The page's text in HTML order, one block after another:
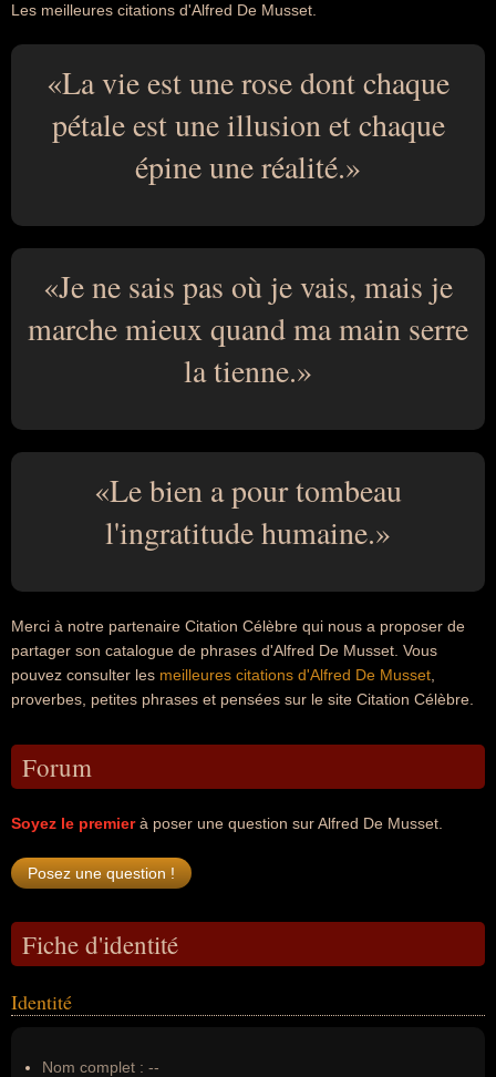
Les meilleures citations d'Alfred De Musset.
La vie est une rose dont chaque
pétale est une illusion et chaque
épine une réalité.
Je ne sais pas où je vais, mais je
marche mieux quand ma main serre
la tienne.
Le bien a pour tombeau
l'ingratitude humaine.
Merci à notre partenaire Citation Célèbre qui nous a proposer de
partager son catalogue de phrases d'Alfred De Musset. Vous
pouvez consulter les meilleures citations d'Alfred De Musset
proverbes, petites phrases et pensées sur le site Citation Célèbre.
Forum
Soyez le premierà poser une question sur Alfred De Musset.
Fiche d'identité
Identité
Nom complet : --